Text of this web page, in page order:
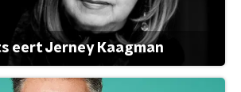
eert Jerney Kaagman